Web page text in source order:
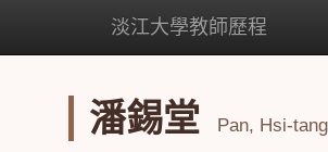
淡江大學教師歷程
潘錫堂 Pan, Hsi-tang